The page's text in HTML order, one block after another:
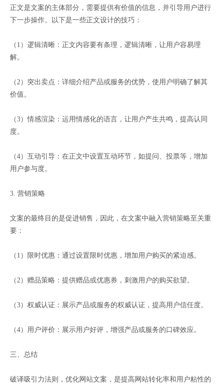
正文是文案的主体部分，需要提供有价值的信息，并引导用户进行
下一步操作。以下是一些正文设计的技巧：
（1）逻辑清晰：正文内容要有条理，逻辑清晰，让用户容易理
解。
（2）突出卖点：详细介绍产品或服务的优势，使用户明确了解其
价值。
（3）情感渲染：运用情感化的语言，让用户产生共鸣，提高认同
度。
（4）互动引导：在正文中设置互动环节，如提问、投票等，增加
用户参与度。
3. 营销策略
文案的最终目的是促进销售，因此，在文案中融入营销策略至关重
要：
（1）限时优惠：通过设置限时优惠，增加用户购买的紧迫感。
（2）赠品策略：提供赠品或优惠券，刺激用户的购买欲望。
（3）权威认证：展示产品或服务的权威认证，提高用户信任度。
（4）用户评价：展示用户好评，增强产品或服务的口碑效应。
三、总结
破译吸引力法则，优化网站文案，是提高网站转化率和用户粘性的